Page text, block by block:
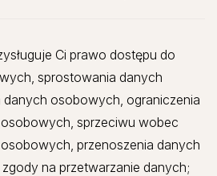
Ci prawo dostępu do
sprostowania danych
osobowych, ograniczenia
sprzeciwu wobec
przenoszenia danych
na przetwarzanie danych;